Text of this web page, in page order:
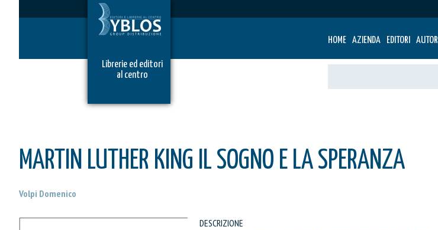
HOME AZIENDA EDITORI AUTORI
Librerie ed editori
al centro
MARTIN LUTHER KING IL SOGNO E LA SPERANZA
Volpi Domenico
DESCRIZIONE